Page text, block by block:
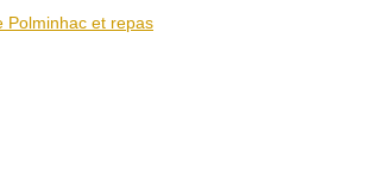
Polminhac et repas